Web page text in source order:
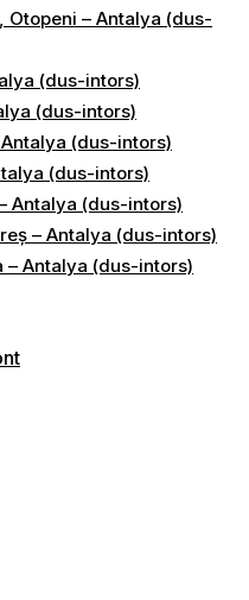
Otopeni – Antalya (dus-
(dus-intors)
(dus-intors)
(dus-intors)
(dus-intors)
Antalya (dus-intors)
– Antalya (dus-intors)
– Antalya (dus-intors)